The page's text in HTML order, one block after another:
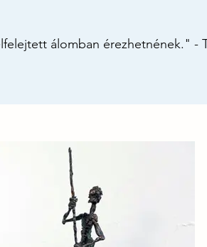
álomban érezhetnének." -
formáival és finoman szürreális
Minden alakban ott lapul egy halk